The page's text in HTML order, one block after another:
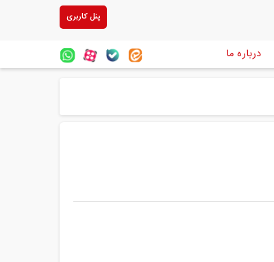
پنل کاربری
درباره ما